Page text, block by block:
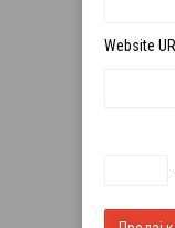
Website